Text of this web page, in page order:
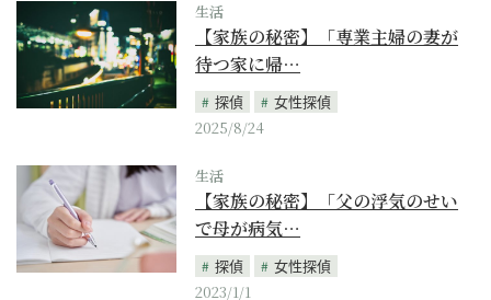
生活
【家族の秘密】「専業主婦の妻が
待つ家に帰…
探偵
女性探偵
2025/8/24
生活
【家族の秘密】「父の浮気のせい
で母が病気…
探偵
女性探偵
2023/1/1